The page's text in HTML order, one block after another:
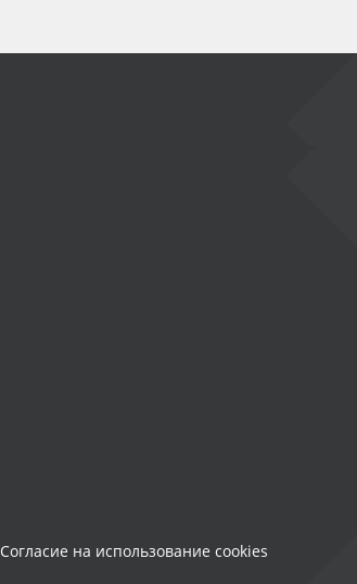
Согласие на использование cookies